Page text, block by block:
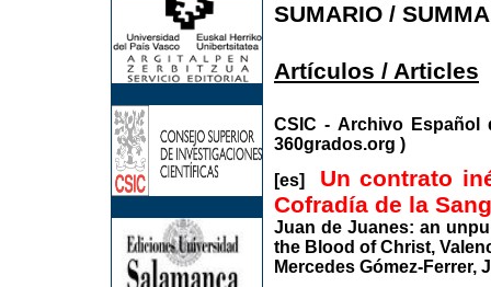
SUMARIO /
Artículos / Articles
CSIC - Archivo
360grados.org )
[es] Un contrato
Cofradía de la
Juan de Juanes: an
the Blood of Christ,
Mercedes Gómez-Ferrer,